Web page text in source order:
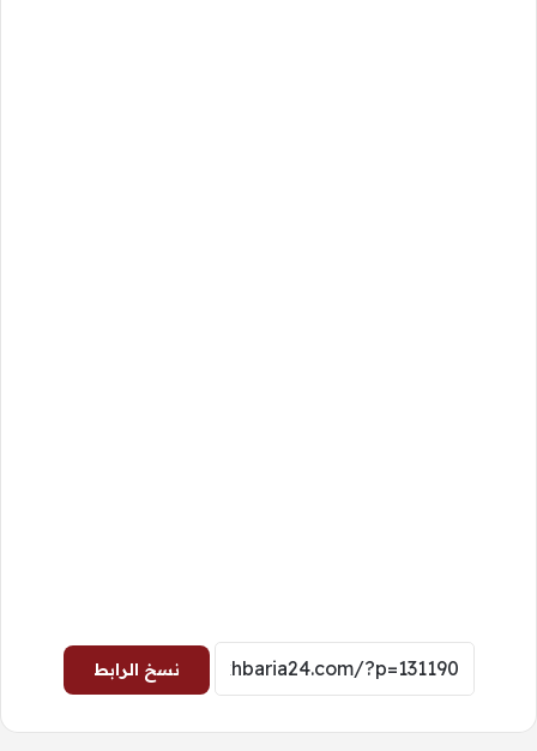
نسخ الرابط